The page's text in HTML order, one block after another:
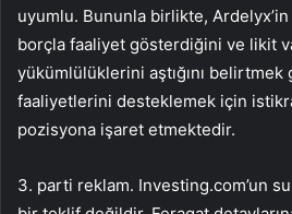
uyumlu. Bununla birlikte,
borçla faaliyet gösterdiğini ve likit
yükümlülüklerini aştığını
faaliyetlerini desteklemek için
pozisyona işaret etmektedir.
3. parti reklam. Investing.com’un